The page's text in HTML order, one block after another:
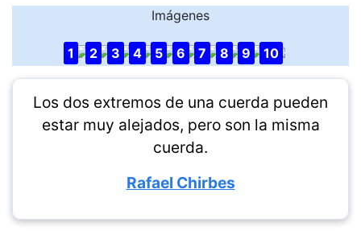
Imágenes
1 2 3 4 5 6 7 8 9 10
Los dos extremos de una cuerda pueden
estar muy alejados, pero son la misma
cuerda.
Rafael Chirbes